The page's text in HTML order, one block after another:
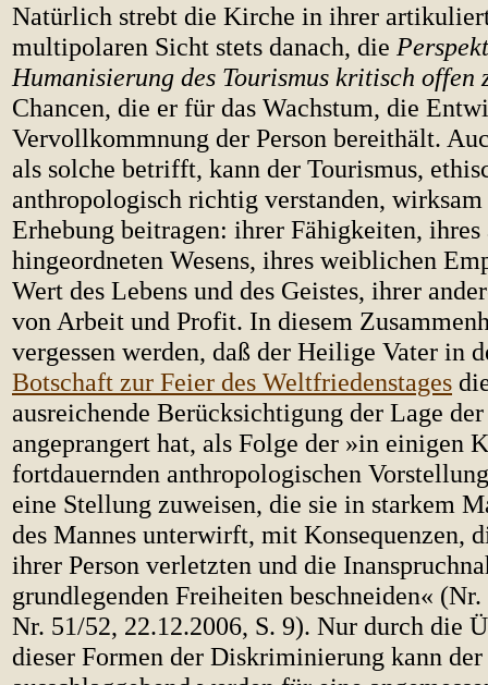
Natürlich strebt die Kirche in ihrer
multipolaren Sicht stets danach, die
Humanisierung des Tourismus kritisch offen
Chancen, die er für das Wachstum, die
Vervollkommnung der Person bereithält.
als solche betrifft, kann der Tourismus,
anthropologisch richtig verstanden,
Erhebung beitragen: ihrer Fähigkeiten,
hingeordneten Wesens, ihres weiblichen
Wert des Lebens und des Geistes, ihrer
von Arbeit und Profit. In diesem
vergessen werden, daß der Heilige Vater in
Botschaft zur Feier des Weltfriedenstages
ausreichende Berücksichtigung der Lage
angeprangert hat, als Folge der »in einigen
fortdauernden anthropologischen
eine Stellung zuweisen, die sie in starkem
des Mannes unterwirft, mit Konsequenzen,
ihrer Person verletzten und die
grundlegenden Freiheiten beschneiden«
Nr. 51/52, 22.12.2006, S. 9). Nur durch die
dieser Formen der Diskriminierung kann